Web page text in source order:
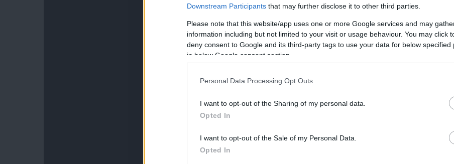
Downstream Participants that may further disclose it to other third parties.
Please note that this website/app uses one or more Google services and may
information including but not limited to your visit or usage behaviour. You may click
deny consent to Google and its third-party tags to use your data for below specified
in below Google consent section.
Personal Data Processing Opt Outs
I want to opt-out of the Sharing of my personal data.
Opted In
I want to opt-out of the Sale of my Personal Data.
Opted In